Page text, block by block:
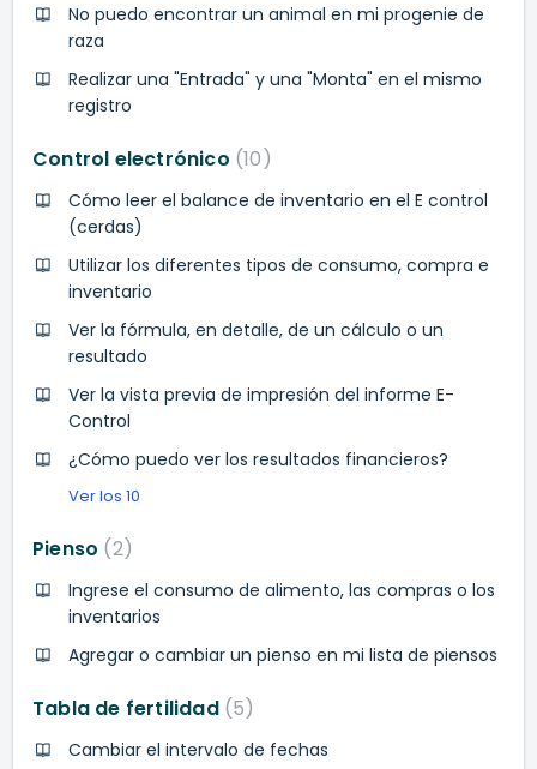
No puedo encontrar un animal en mi progenie de
raza
Realizar una "Entrada" y una "Monta" en el mismo
registro
Control electrónico 10
Cómo leer el balance de inventario en el E control
(cerdas)
Utilizar los diferentes tipos de consumo, compra e
inventario
Ver la fórmula, en detalle, de un cálculo o un
resultado
Ver la vista previa de impresión del informe E-
Control
¿Cómo puedo ver los resultados financieros?
Ver los 10
Pienso 2
Ingrese el consumo de alimento, las compras o los
inventarios
Agregar o cambiar un pienso en mi lista de piensos
Tabla de fertilidad 5
Cambiar el intervalo de fechas